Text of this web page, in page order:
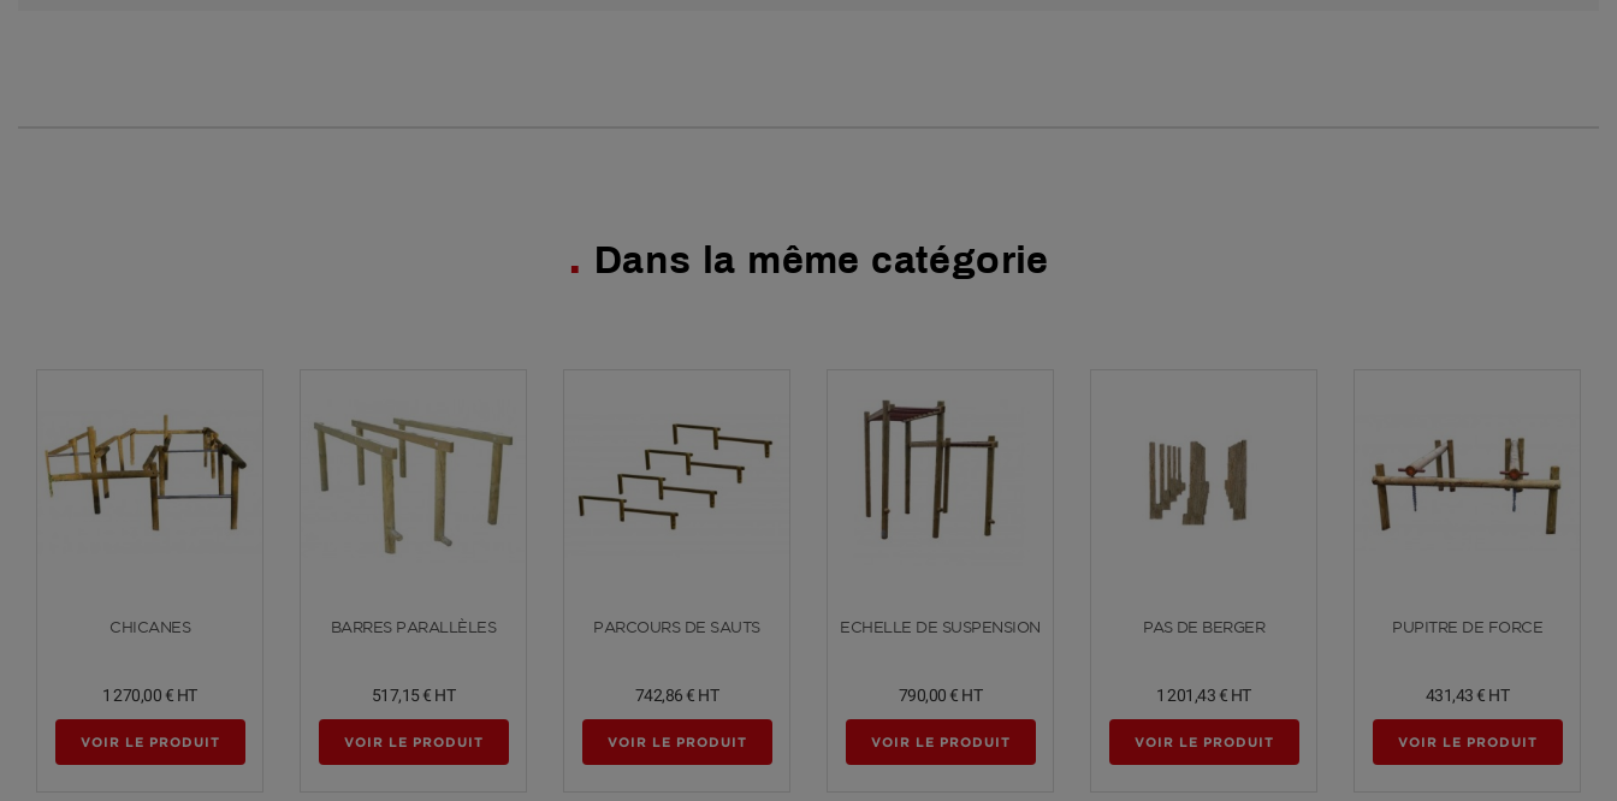
Dans la même catégorie
Voir plus
CHICANES
1 270,00 € HT
VOIR LE PRODUIT
Voir plus
BARRES PARALLÈLES
517,15 € HT
VOIR LE PRODUIT
Voir plus
PARCOURS DE SAUTS
742,86 € HT
VOIR LE PRODUIT
Voir plus
ECHELLE DE SUSPENSION
790,00 € HT
VOIR LE PRODUIT
Voir plus
PAS DE BERGER
1 201,43 € HT
VOIR LE PRODUIT
Voir plus
PUPITRE DE FORCE
431,43 € HT
VOIR LE PRODUIT